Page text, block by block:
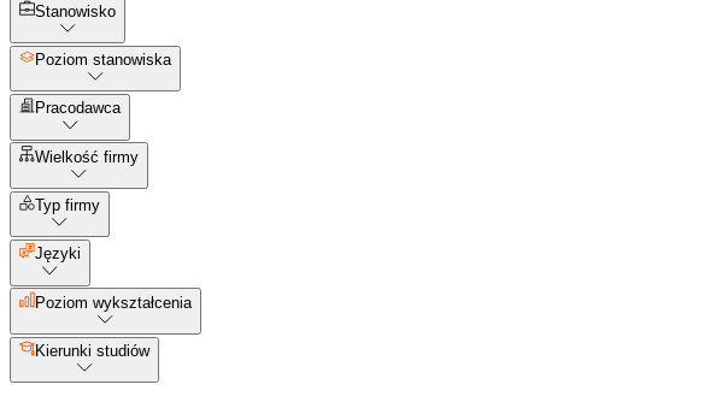
Stanowisko
Poziom stanowiska
Pracodawca
Wielkość firmy
Typ firmy
Języki
Poziom wykształcenia
Kierunki studiów